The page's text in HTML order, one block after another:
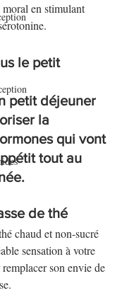
en stimulant
le petit
petit déjeuner
la
qui vont
tout au
de thé
chaud et non-sucré
sensation à votre
son envie de